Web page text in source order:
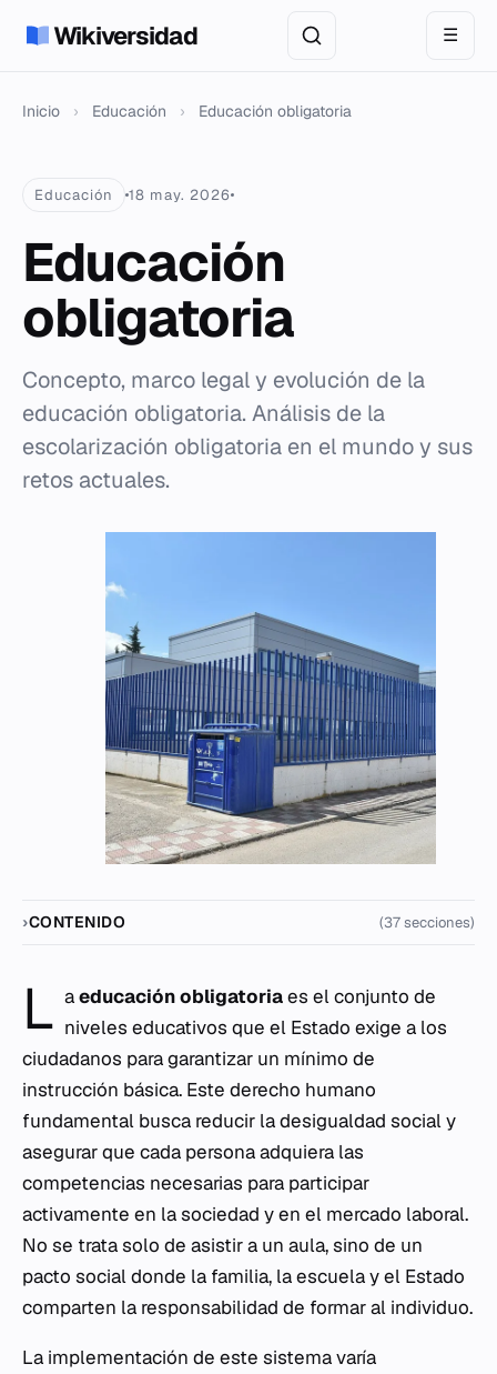
Wikiversidad ☰
Inicio › Educación › Educación obligatoria
Educación 18 may. 2026
Educación
obligatoria
Concepto, marco legal y evolución de la
educación obligatoria. Análisis de la
escolarización obligatoria en el mundo y sus
retos actuales.
CONTENIDO (37 secciones)
L aeducación obligatoriaes el conjunto de
niveles educativos que el Estado exige a los
ciudadanos para garantizar un mínimo de
instrucción básica. Este derecho humano
fundamental busca reducir la desigualdad social y
asegurar que cada persona adquiera las
competencias necesarias para participar
activamente en la sociedad y en el mercado laboral.
No se trata solo de asistir a un aula, sino de un
pacto social donde la familia, la escuela y el Estado
comparten la responsabilidad de formar al individuo.
La implementación de este sistema varía